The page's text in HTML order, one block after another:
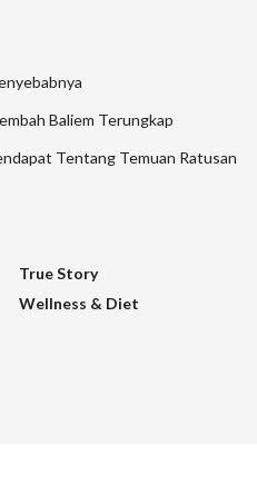
Baliem Terungkap
Tentang Temuan Ratusan
True Story
Wellness & Diet